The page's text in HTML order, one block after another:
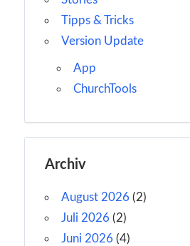
Tipps & Tricks
Version Update
App
ChurchTools
Archiv
August 2026 (2)
Juli 2026 (2)
Juni 2026 (4)